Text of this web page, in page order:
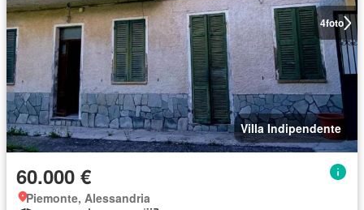
4foto
Villa Indipendente
60.000 €
Piemonte, Alessandria